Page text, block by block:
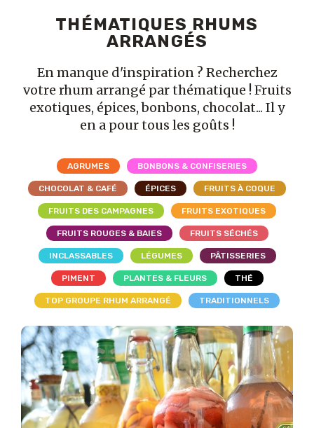
THÉMATIQUES RHUMS
ARRANGÉS
En manque d'inspiration ? Recherchez
votre rhum arrangé par thématique ! Fruits
exotiques, épices, bonbons, chocolat... Il y
en a pour tous les goûts !
AGRUMES BONBONS & CONFISERIES
CHOCOLAT & CAFÉ ÉPICES FRUITS À COQUE
FRUITS DES CAMPAGNES FRUITS EXOTIQUES
FRUITS ROUGES & BAIES FRUITS SÉCHÉS
INCLASSABLES LÉGUMES PÂTISSERIES
PIMENT PLANTES & FLEURS THÉ
TOP GROUPE RHUM ARRANGÉ TRADITIONNELS